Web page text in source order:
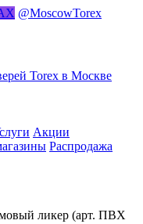
@MoscowTorex
Torex в Москве
Акции
Распродажа
ликер (арт. ПВХ